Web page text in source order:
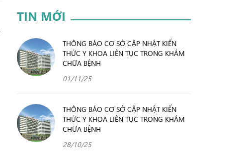
TIN MỚI
THÔNG BÁO CƠ SỞ CẬP NHẬT KIẾN
THỨC Y KHOA LIÊN TỤC TRONG KHÁM
CHỮA BỆNH
01/11/25
THÔNG BÁO CƠ SỞ CẬP NHẬT KIẾN
THỨC Y KHOA LIÊN TỤC TRONG KHÁM
CHỮA BỆNH
28/10/25